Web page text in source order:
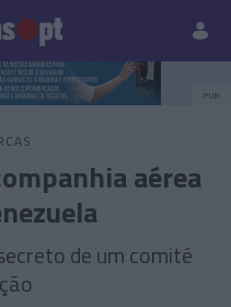
Paisagens
PUB
aérea
de um comité